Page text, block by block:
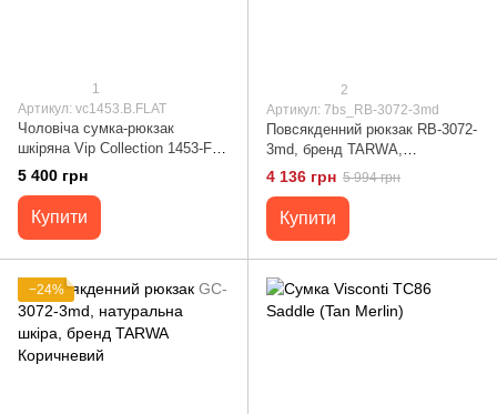
1
Артикул: vc1453.B.FLAT
Чоловіча сумка-рюкзак
шкіряна Vip Collection 1453-F
Коричнева 1453.B.FLAT
5 400 грн
Купити
2
Артикул: 7bs_RB-3072-3md
Повсякденний рюкзак RB-3072-
3md, бренд TARWA,
натуральна шкіра Crazy Horse
Коричневий
4 136 грн 5 994 грн
Купити
−24%